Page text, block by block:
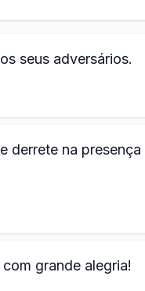
seus adversários.
derrete na
grande alegria!